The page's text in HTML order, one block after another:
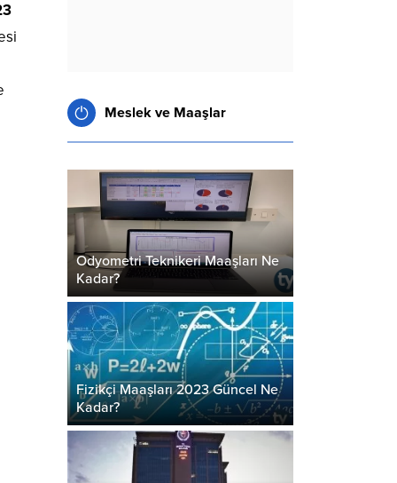
Meslek ve Maaşlar
Odyometri Teknikeri Maaşları Ne
Kadar?
Fizikçi Maaşları 2023 Güncel Ne
Kadar?